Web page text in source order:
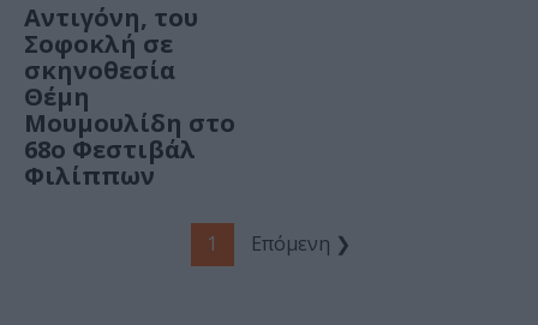
Αντιγόνη, του
Σοφοκλή σε
σκηνοθεσία
Θέμη
Μουμουλίδη στο
68ο Φεστιβάλ
Φιλίππων
1 Επόμενη ❯